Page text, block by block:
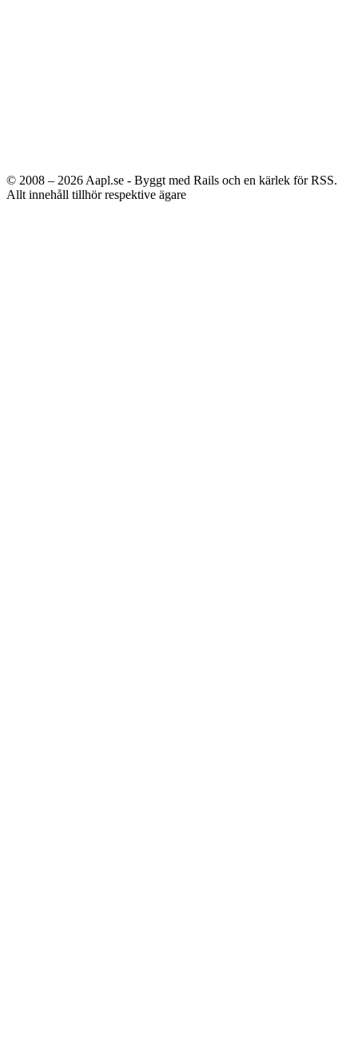
© 2008 – 2026 Aapl.se - Byggt med Rails och en kärlek för RSS.
Allt innehåll tillhör respektive ägare